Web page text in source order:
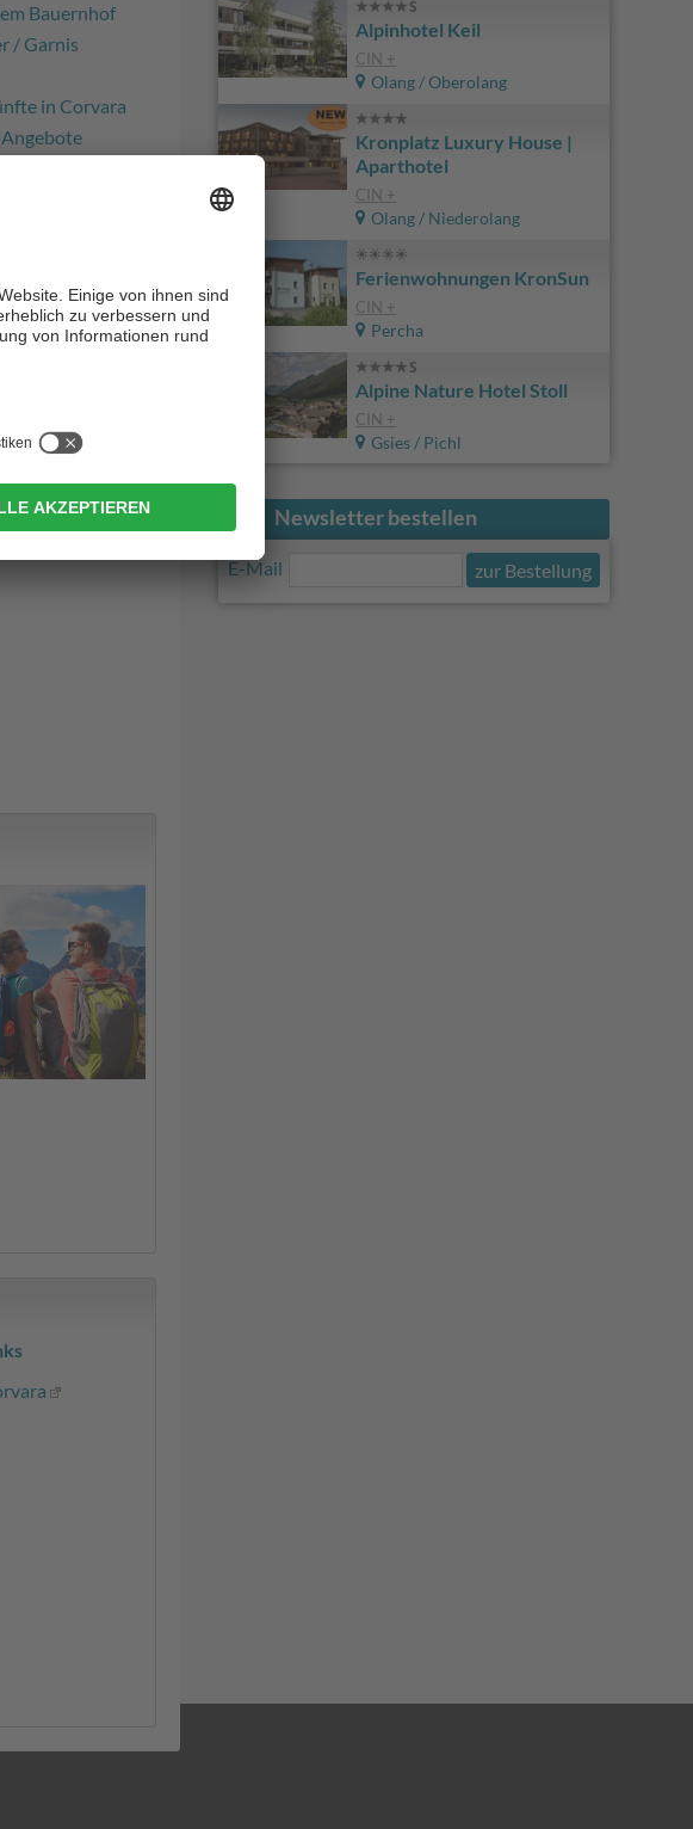
Bauernhof
/ Garnis
in Corvara
von A-Z
Alpinhotel Keil
CIN +
Olang / Oberolang
Kronplatz Luxury House |
Aparthotel
CIN +
Olang / Niederolang
Ferienwohnungen KronSun
CIN +
Percha
Alpine Nature Hotel Stoll
CIN +
Gsies / Pichl
Newsletter bestellen
E-Mail